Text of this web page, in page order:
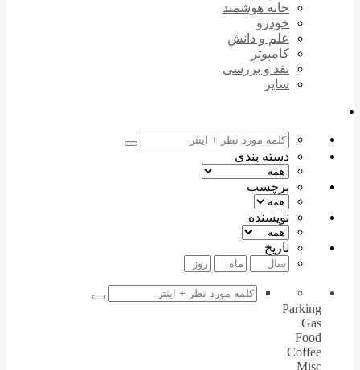
خانه هوشمند
خودرو
علم و دانش
کامپوتر
نقد و بررسی
سایر
دسته بندی
برچسب
نویسنده
تاریخ
Parking
Coffee